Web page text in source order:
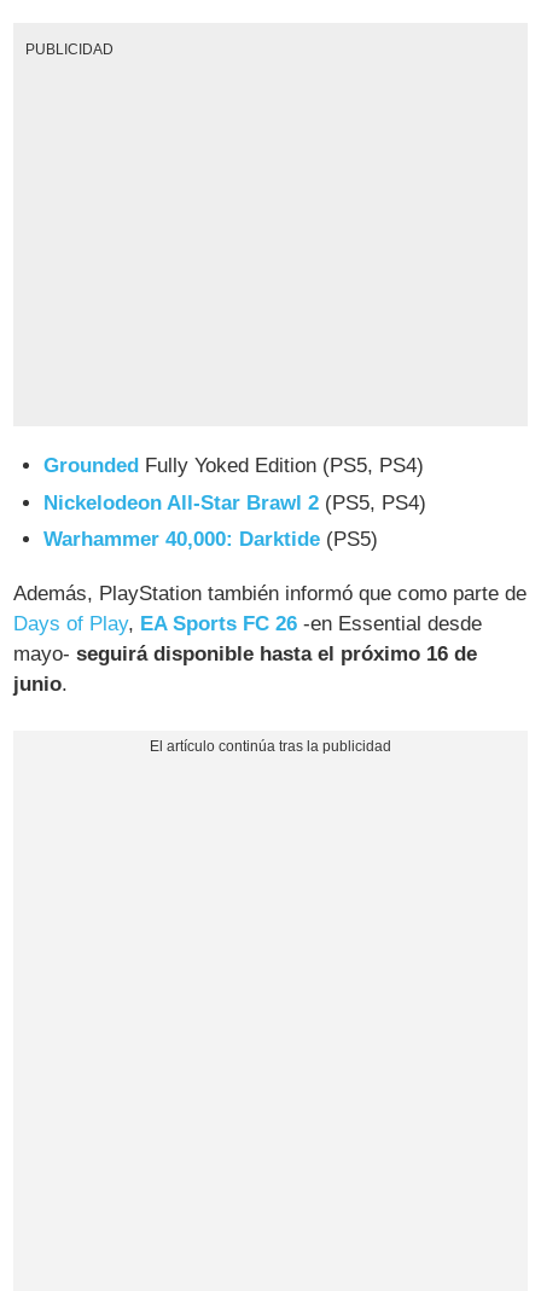
PUBLICIDAD
Grounded Fully Yoked Edition (PS5, PS4)
Nickelodeon All-Star Brawl 2 (PS5, PS4)
Warhammer 40,000: Darktide (PS5)
Además, PlayStation también informó que como parte de
Days of Play, EA Sports FC 26 -en Essential desde
mayo-seguirá disponible hasta el próximo 16 de
junio.